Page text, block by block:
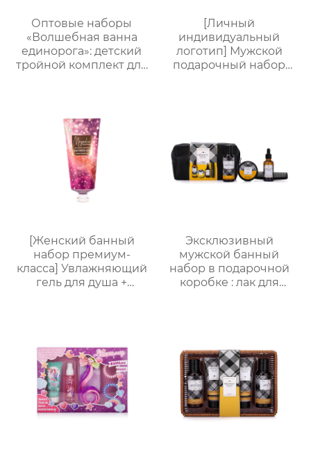
Оптовые наборы
«Волшебная ванна
единорога»: детский
тройной комплект для
шампунь с ванильным
ароматом｜
Поддержка нанесения
лого, прямые
поставки с завода
[Личный
индивидуальный
логотип] Мужской
подарочный набор
тела), подарочная
коробка для деловых
поездок, подарок на
[Женский банный
набор премиум-
класса] Увлажняющий
гель для душа +
праздничный
подарок, возможность
нанесения логотипа
Эксклюзивный
мужской банный
набор в подарочной
коробке : лак для
подарочная упаковка ,
высококлассная
атмосфера , подходит
для парня/мужа/отца